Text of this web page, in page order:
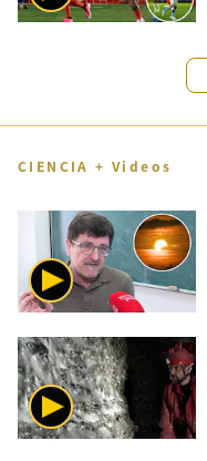
CIENCIA + Videos